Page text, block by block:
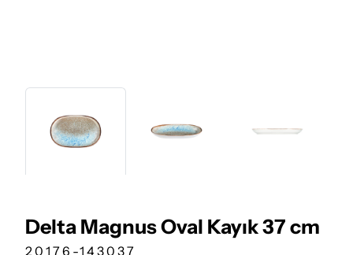
Delta Magnus Oval Kayık 37 cm
20176-143037